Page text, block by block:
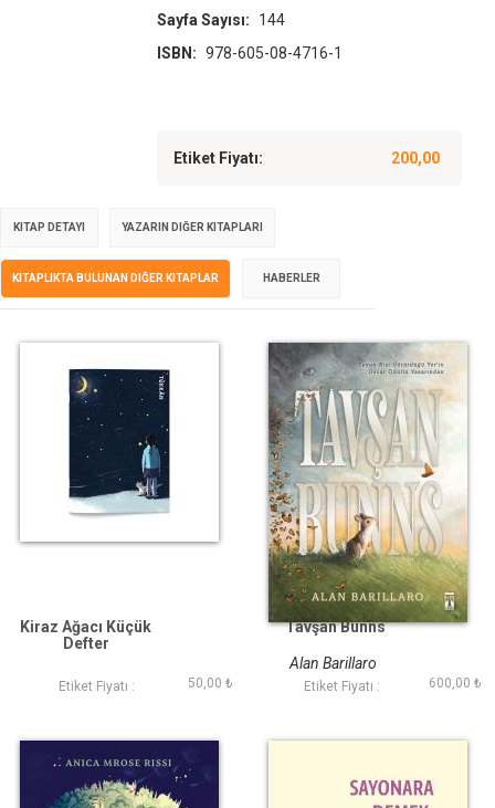
Sayfa Sayısı:
144
ISBN: 978-605-08-4716-1
Etiket Fiyatı: 200,00
KITAP DETAYI YAZARIN DIĞER KITAPLARI
KITAPLIKTA BULUNAN DIĞER KITAPLAR HABERLER
Kiraz Ağacı Küçük
Defter
Etiket Fiyatı : 50,00 ₺
Tavşan Bunns
Alan Barillaro
Etiket Fiyatı : 600,00 ₺